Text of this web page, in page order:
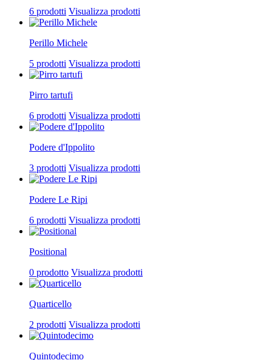
6 prodotti Visualizza prodotti
Perillo Michele
5 prodotti Visualizza prodotti
Pirro tartufi
6 prodotti Visualizza prodotti
Podere d'Ippolito
3 prodotti Visualizza prodotti
Podere Le Ripi
6 prodotti Visualizza prodotti
Positional
0 prodotto Visualizza prodotti
Quarticello
2 prodotti Visualizza prodotti
Quintodecimo